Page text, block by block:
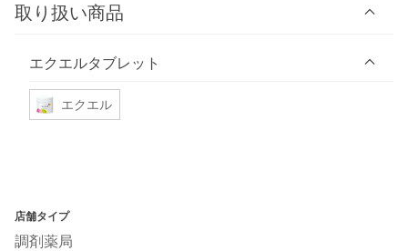
取り扱い商品
エクエルタブレット
エクエル
店舗タイプ
調剤薬局